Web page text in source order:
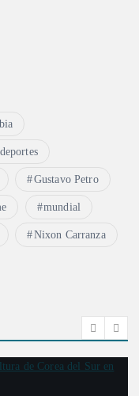
deportes
Gustavo Petro
mundial
Nixon Carranza